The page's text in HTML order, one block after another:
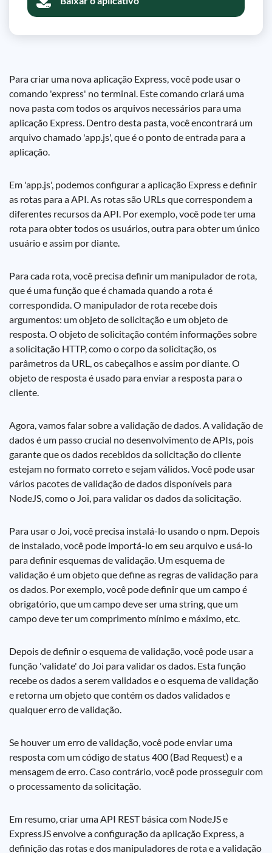
Para criar uma nova aplicação Express, você pode usar o
comando 'express' no terminal. Este comando criará uma
nova pasta com todos os arquivos necessários para uma
aplicação Express. Dentro desta pasta, você encontrará um
arquivo chamado 'app.js', que é o ponto de entrada para a
aplicação.
Em 'app.js', podemos configurar a aplicação Express e definir
as rotas para a API. As rotas são URLs que correspondem a
diferentes recursos da API. Por exemplo, você pode ter uma
rota para obter todos os usuários, outra para obter um único
usuário e assim por diante.
Para cada rota, você precisa definir um manipulador de rota,
que é uma função que é chamada quando a rota é
correspondida. O manipulador de rota recebe dois
argumentos: um objeto de solicitação e um objeto de
resposta. O objeto de solicitação contém informações sobre
a solicitação HTTP, como o corpo da solicitação, os
parâmetros da URL, os cabeçalhos e assim por diante. O
objeto de resposta é usado para enviar a resposta para o
cliente.
Agora, vamos falar sobre a validação de dados. A validação de
dados é um passo crucial no desenvolvimento de APIs, pois
garante que os dados recebidos da solicitação do cliente
estejam no formato correto e sejam válidos. Você pode usar
vários pacotes de validação de dados disponíveis para
NodeJS, como o Joi, para validar os dados da solicitação.
Para usar o Joi, você precisa instalá-lo usando o npm. Depois
de instalado, você pode importá-lo em seu arquivo e usá-lo
para definir esquemas de validação. Um esquema de
validação é um objeto que define as regras de validação para
os dados. Por exemplo, você pode definir que um campo é
obrigatório, que um campo deve ser uma string, que um
campo deve ter um comprimento mínimo e máximo, etc.
Depois de definir o esquema de validação, você pode usar a
função 'validate' do Joi para validar os dados. Esta função
recebe os dados a serem validados e o esquema de validação
e retorna um objeto que contém os dados validados e
qualquer erro de validação.
Se houver um erro de validação, você pode enviar uma
resposta com um código de status 400 (Bad Request) e a
mensagem de erro. Caso contrário, você pode prosseguir com
o processamento da solicitação.
Em resumo, criar uma API REST básica com NodeJS e
ExpressJS envolve a configuração da aplicação Express, a
definição das rotas e dos manipuladores de rota e a validação